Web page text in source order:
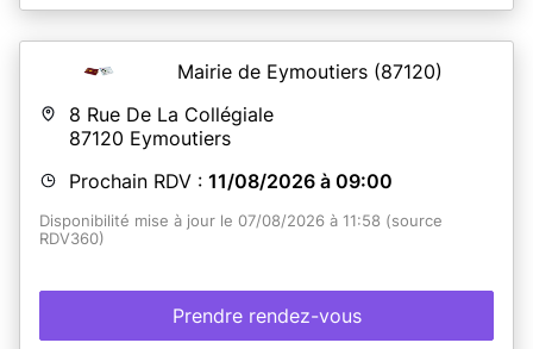
Mairie de Eymoutiers (87120)
8 Rue De La Collégiale
87120 Eymoutiers
Prochain RDV : 11/08/2026 à 09:00
Disponibilité mise à jour le 07/08/2026 à 11:58 (source
RDV360)
Prendre rendez-vous